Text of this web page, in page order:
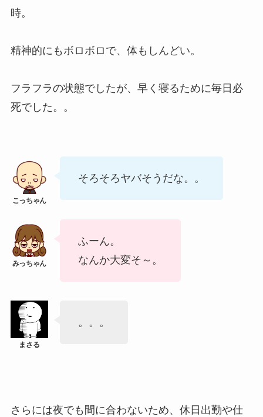
時。
精神的にもボロボロで、体もしんどい。
フラフラの状態でしたが、早く寝るために毎日必
死でした。。
そろそろヤバそうだな。。
ふーん。
なんか大変そ～。
。。。
さらには夜でも間に合わないため、休日出勤や仕